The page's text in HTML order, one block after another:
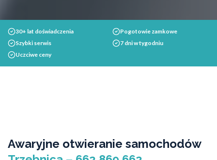
30+ lat doświadczenia
Pogotowie zamkowe
Szybki serwis
7 dni w tygodniu
Uczciwe ceny
Awaryjne otwieranie samochodów